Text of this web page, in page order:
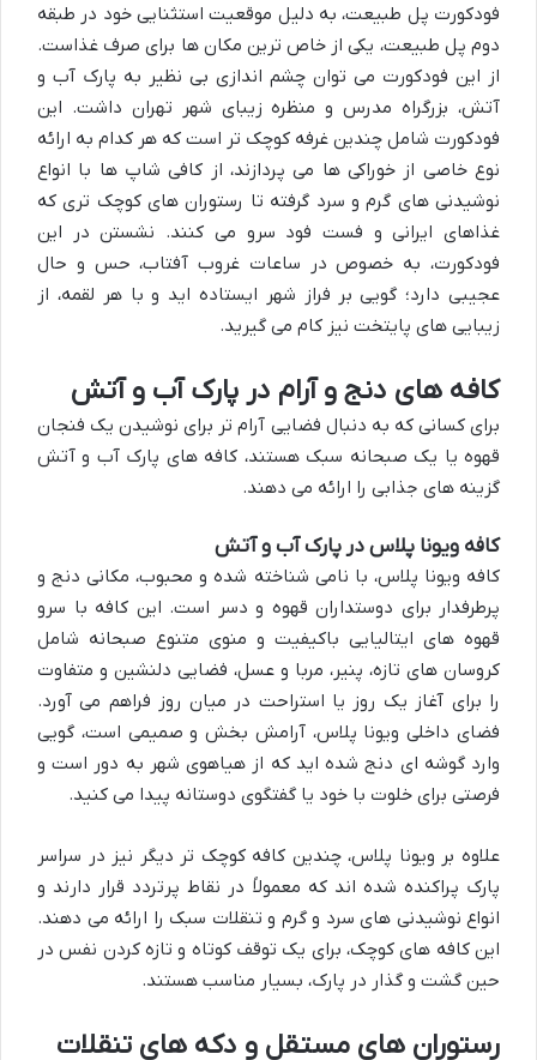
فودکورت پل طبیعت، به دلیل موقعیت استثنایی خود در طبقه
دوم پل طبیعت، یکی از خاص ترین مکان ها برای صرف غذاست.
از این فودکورت می توان چشم اندازی بی نظیر به پارک آب و
آتش، بزرگراه مدرس و منظره زیبای شهر تهران داشت. این
فودکورت شامل چندین غرفه کوچک تر است که هر کدام به ارائه
نوع خاصی از خوراکی ها می پردازند، از کافی شاپ ها با انواع
نوشیدنی های گرم و سرد گرفته تا رستوران های کوچک تری که
غذاهای ایرانی و فست فود سرو می کنند. نشستن در این
فودکورت، به خصوص در ساعات غروب آفتاب، حس و حال
عجیبی دارد؛ گویی بر فراز شهر ایستاده اید و با هر لقمه، از
زیبایی های پایتخت نیز کام می گیرید.
کافه های دنج و آرام در پارک آب و آتش
برای کسانی که به دنبال فضایی آرام تر برای نوشیدن یک فنجان
قهوه یا یک صبحانه سبک هستند، کافه های پارک آب و آتش
گزینه های جذابی را ارائه می دهند.
کافه ویونا پلاس در پارک آب و آتش
کافه ویونا پلاس، با نامی شناخته شده و محبوب، مکانی دنج و
پرطرفدار برای دوستداران قهوه و دسر است. این کافه با سرو
قهوه های ایتالیایی باکیفیت و منوی متنوع صبحانه شامل
کروسان های تازه، پنیر، مربا و عسل، فضایی دلنشین و متفاوت
را برای آغاز یک روز یا استراحت در میان روز فراهم می آورد.
فضای داخلی ویونا پلاس، آرامش بخش و صمیمی است، گویی
وارد گوشه ای دنج شده اید که از هیاهوی شهر به دور است و
فرصتی برای خلوت با خود یا گفتگوی دوستانه پیدا می کنید.
علاوه بر ویونا پلاس، چندین کافه کوچک تر دیگر نیز در سراسر
پارک پراکنده شده اند که معمولاً در نقاط پرتردد قرار دارند و
انواع نوشیدنی های سرد و گرم و تنقلات سبک را ارائه می دهند.
این کافه های کوچک، برای یک توقف کوتاه و تازه کردن نفس در
حین گشت و گذار در پارک، بسیار مناسب هستند.
رستوران های مستقل و دکه های تنقلات